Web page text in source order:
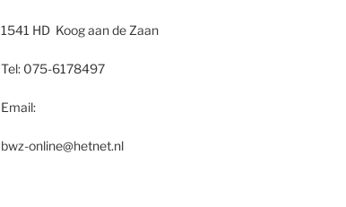
1541 HD Koog aan de Zaan
Tel: 075-6178497
Email:
bwz-online@hetnet.nl